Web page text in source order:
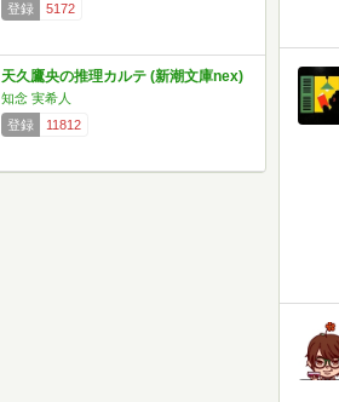
登録
5172
天久鷹央の推理カルテ (新潮文庫nex)
知念 実希人
登録
11812